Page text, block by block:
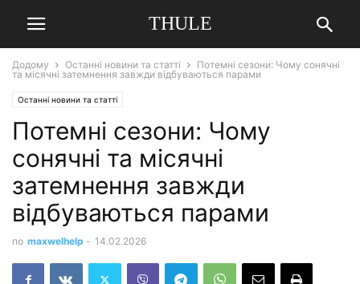
THULE
Додому Останні новини та статті
Потемні сезони: Чому сонячні
та місячні затемнення завжди відбуваються парами
Останні новини та статті
Потемні сезони: Чому
сонячні та місячні
затемнення завжди
відбуваються парами
по maxwelhelp - 14.02.2026